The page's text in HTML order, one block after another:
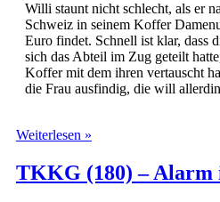
Willi staunt nicht schlecht, als er
Schweiz in seinem Koffer
Euro findet. Schnell ist klar, dass
sich das Abteil im Zug geteilt
Koffer mit dem ihren vertauscht
die Frau ausfindig, die will
Weiterlesen »
–
Der
TKKG (180) – Alarm